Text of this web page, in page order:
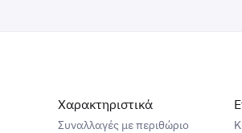
Χαρακτηριστικά
Συναλλαγές με περιθώριο